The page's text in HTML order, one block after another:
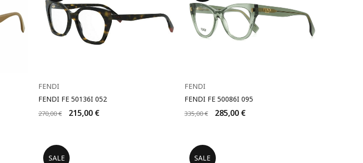
FENDI
FENDI FE 50136I 052
270,00€ 215,00 €
FENDI
FENDI FE 50086I 095
335,00€ 285,00 €
SALE SALE